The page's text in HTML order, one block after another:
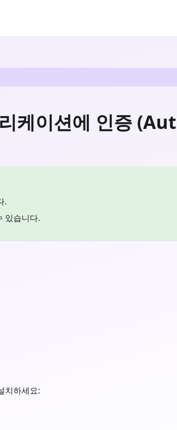
케이션에 인증
.
있습니다.
치하세요: